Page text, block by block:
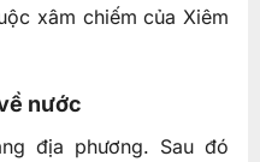
xâm chiếm của Xiêm
nước
địa phương. Sau đó